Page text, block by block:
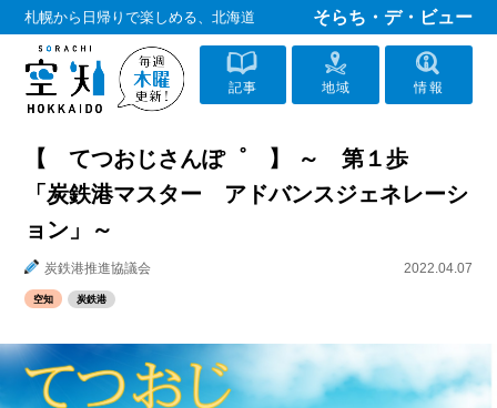
札幌から日帰りで楽しめる、北海道 そらち・デ・ビュー
記事 地域 情報
【 てつおじさんぽ゜ 】 ～ 第１歩
「炭鉄港マスター アドバンスジェネレーシ
ョン」～
炭鉄港推進協議会 2022.04.07
空知 炭鉄港